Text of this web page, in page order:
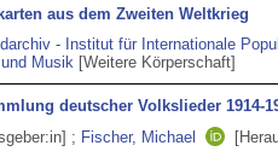
aus dem Zweiten Weltkrieg
- Institut für Internationale
Musik [Weitere Körperschaft]
deutscher Volkslieder 1914-
; Fischer, Michael